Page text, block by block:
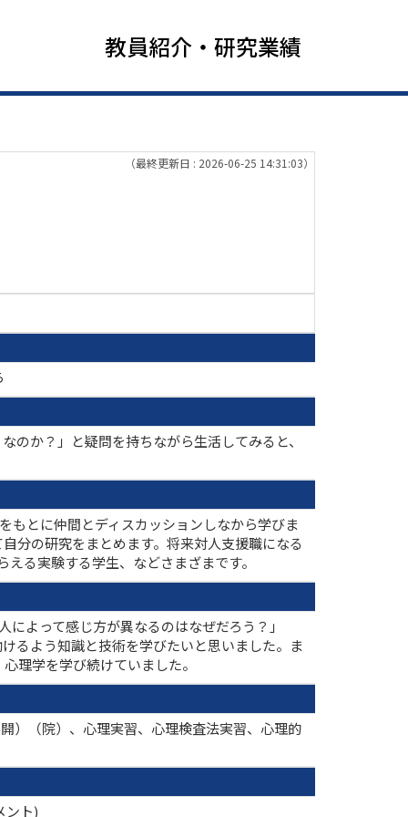
教員紹介・研究業績
（最終更新日 : 2026-06-25 14:31:03）
のか？」と疑問を持ちながら生活してみると、
もとに仲間とディスカッションしなから学びま
分の研究をまとめます。将来対人支援職になる
る実験する学生、などさまざまです。
よって感じ方が異なるのはなぜだろう？」
るよう知識と技術を学びたいと思いました。ま
理学を学び続けていました。
）（院）、心理実習、心理検査法実習、心理的
ント)